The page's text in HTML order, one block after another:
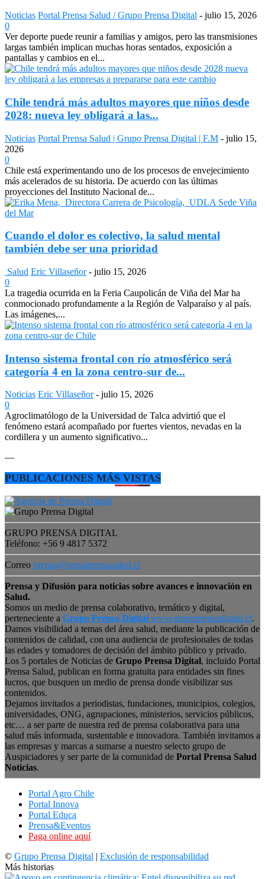
Noticias Portal Prensa Salud / Grupo Prensa Digital - julio 15, 2026
0
Ver deporte puede reunir a familias y amigos, pero las transmisiones
largas también implican muchas horas sentados, exposición a
pantallas y cambios en el...
Chile tendrá más adultos mayores que niños desde
2028: nueva ley obligará a las...
Noticias Portal Prensa Salud | Grupo Prensa Digital | F.M - julio 15,
2026
0
Chile está experimentando uno de los procesos de envejecimiento
más acelerados de su historia. De acuerdo con las últimas
proyecciones del Instituto Nacional de...
Cuando el dolor es colectivo, la salud mental
también debe ser una prioridad
Salud Eric Villaseñor - julio 15, 2026
0
La tragedia ocurrida en la Feria Caupolicán de Viña del Mar ha
conmocionado profundamente a la Región de Valparaíso y al país.
Las imágenes,...
Intenso sistema frontal con río atmosférico será
categoría 4 en la zona centro-sur de...
Noticias Eric Villaseñor - julio 15, 2026
0
Agroclimatólogo de la Universidad de Talca advirtió que el
fenómeno estará acompañado por fuertes vientos, nevadas en la
cordillera y un aumento significativo...
—
PUBLICACIONES MÁS VISTAS
GRUPO PRENSA DIGITAL
Teléfono: +56 9 4817 5372
Correo prensa@portalprensasalud.cl
Prensa y Difusión para noticias sobre avances e innovación en
Salud.
Somos un medio de prensa colaborativo, temático y digital,
perteneciente a Grupo Prensa Digital www.grupoprensadigital.cl.
Damos visibilidad a temas del área salud, mediante la publicación de
contenidos de calidad, con una audiencia de profesionales de todas
las edades y tomadores de decisión del ámbito público y privado.
Los 5 portales de Noticias de Grupo Prensa Digital, incluido Portal
Prensa Salud, publican en forma gratuita para entidades sin fines
lucros, que busquen un medio de prensa donde visibilizar sus
contenidos.
Dejamos invitados a periodistas, fundaciones, municipios, colegios,
universidades, ONG, agrupaciones, ministerios, servicios públicos,
etc… a ser parte de nuestra red de prensa colaborativa para una
salud más informada, sustentable e innovadora. También invitamos a
las empresas y marcas a sumarse a nuestro selecto grupo de
Auspiciadores y ser parte de la comunidad de Portal Prensa Salud
Noticias.
Portal Agro Chile
Portal Innova
Portal Educa
Prensa&Eventos
Paga online aquí
© Grupo Prensa Digital | Exclusión de responsabilidad
Más historias